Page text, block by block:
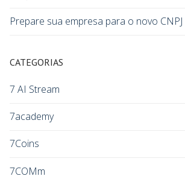
Prepare sua empresa para o novo
CATEGORIAS
7 AI Stream
7academy
7Coins
7COMm